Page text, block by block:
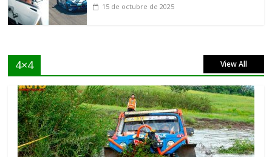
15 de octubre de 2025
4×4 View All